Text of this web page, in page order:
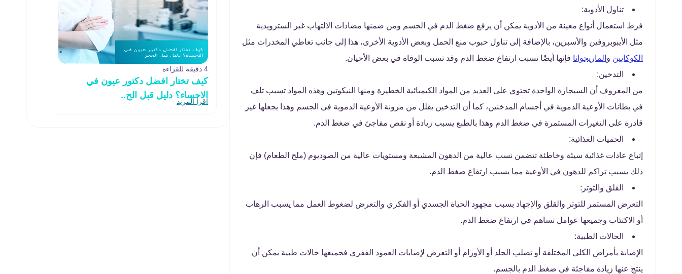
تناول الأدوية:
فرط استعمال أنواع معينة من الأدوية يمكن أن يرفع ضغط الدم في الجسم ومن ضمنها مضادات الالتهاب غير السترويدية
مثل الأيبوبروفين والأسبرين، بالإضافة إلى تناول حبوب منع الحمل وبعض الأدوية الأخرى، هذا إلى جانب تعاطي المخدرات مثل
الكوكايين و الماريجوانا فإنها أيضًا تسبب ارتفاع ضغط الدم وقد تسبب الوفاة في بعض الأحيان.
التدخين:
من المعروف أن السيجارة الواحدة تحتوي على العديد من المواد الكيميائية الخطيرة ومنها النيكوتين وهذه المواد تسبب تلف
في بطانات الأوعية الدموية في أجسام المدخنين، كما أن التدخين يقلل من مرونة الأوعية الدموية في الجسم وهذا يجعلها غير
قادرة على التغيرات المستمرة في ضغط الدم وهذا بالطبع يسبب زيادة أو نقص مفاجئ في ضغط الدم.
الحميات الغذائية:
إتباع عادات غذائية سيئة وخاطئة تتضمن نسب عالية من الدهون المشبعة ومستويات عالية من الصوديوم (ملح الطعام) فإن
ذلك يسبب تراكم للدهون في الأوعية مما يسبب ارتفاع ضغط الدم.
القلق والتوتر:
التعرض المستمر للتوتر والقلق والإجهاد بسبب مجهود الحياة الجسدي أو الفكري والتعرض لضغوط العمل مما يسبب الرهاب
أو الاكتئاب وجميعها عوامل تساهم في ارتفاع ضغط الدم.
الحالات الطبية:
الإصابة بأمراض الكلى المختلفة أو تصلب الجلد أو الأورام أو التعرض لإصابات العمود الفقري فجميعها حالات طبية يمكن أن
ينتج عنها زيادة مفاجئة في ضغط الدم بالجسم.
4 دقيقة للقراءة
كيف تختار افضل دكتور عيون في
الاحساء؟ دليل قبل الح..
اقرأ المزيد